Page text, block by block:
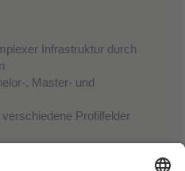
Infrastruktur durch
, Master- und
Profilfelder